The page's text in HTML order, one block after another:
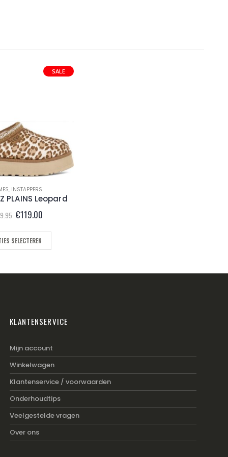
SALE
, INSTAPPERS
PLAINS Leopard
Oorspronkelijke
prijs
was:
€159.95.
€119.00Huidige
is:
SELECTEREN
KLANTENSERVICE
Mijn account
Winkelwagen
Klantenservice / voorwaarden
Onderhoudtips
Veelgestelde vragen
Over ons